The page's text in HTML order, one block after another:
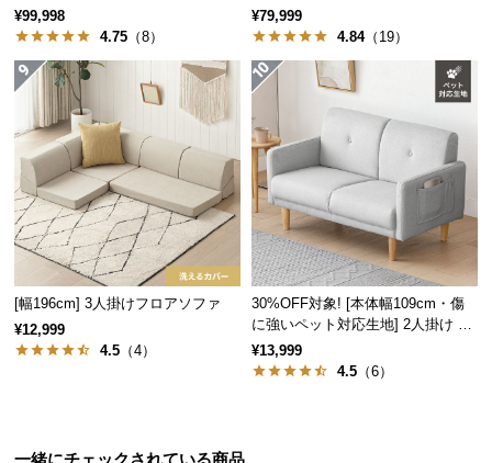
サ
ポ
ー
ト
知
ら
せ
ブ
ロ
企
座り疲れしにくい座面クッション
程よい沈み込みと底付き感のない座り心地。長時間
の使用でも座り疲れしにくいのが特徴です。
¥99,998
4.75 （8）
¥79,999
4.84（19）
[幅196cm] 3人掛けフロアソファ
¥12,999
4.5 （4）
30%OFF対象! [本体幅109cm・傷
に強いペット対応生地] 2人掛け コ
ンパクトソファ ポケット付き
¥13,999
4.5 （6）